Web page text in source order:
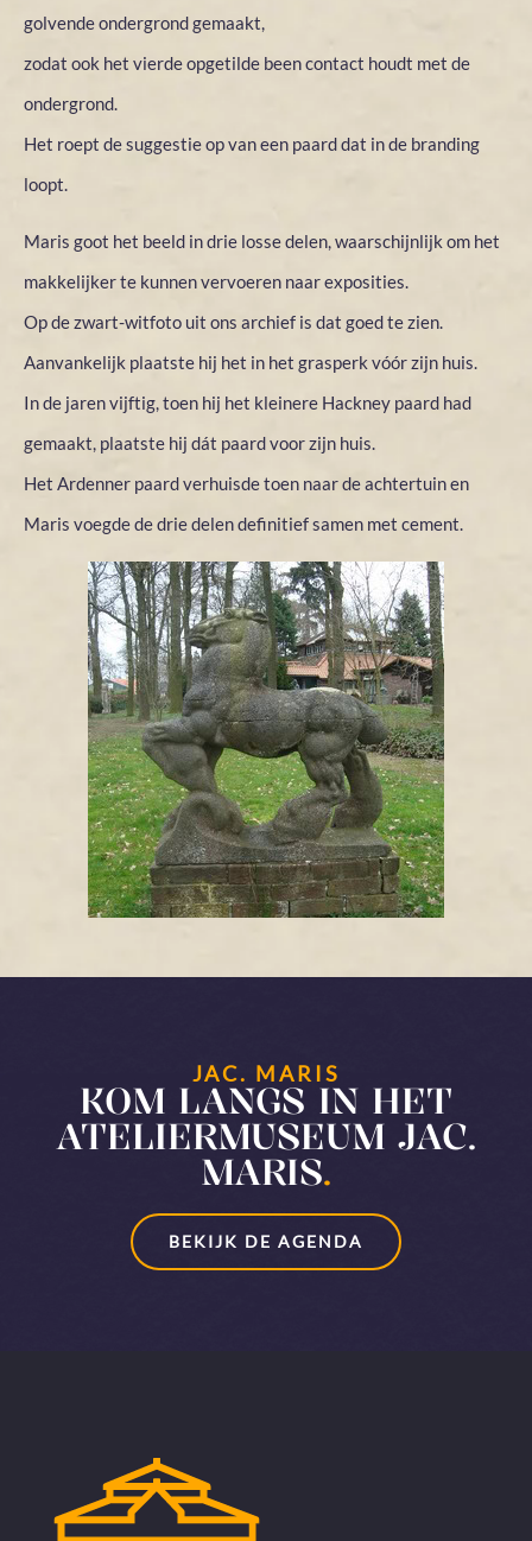
golvende ondergrond gemaakt,
zodat ook het vierde opgetilde been contact houdt met de
ondergrond.
Het roept de suggestie op van een paard dat in de branding
loopt.
Maris goot het beeld in drie losse delen, waarschijnlijk om het
makkelijker te kunnen vervoeren naar exposities.
Op de zwart-witfoto uit ons archief is dat goed te zien.
Aanvankelijk plaatste hij het in het grasperk vóór zijn huis.
In de jaren vijftig, toen hij het kleinere Hackney paard had
gemaakt, plaatste hij dát paard voor zijn huis.
Het Ardenner paard verhuisde toen naar de achtertuin en
Maris voegde de drie delen definitief samen met cement.
JAC. MARIS
KOM LANGS IN HET
ATELIERMUSEUM JAC.
MARIS.
BEKIJK DE AGENDA